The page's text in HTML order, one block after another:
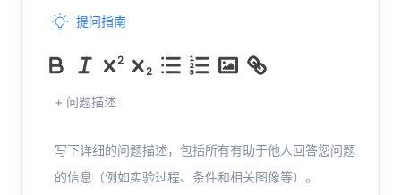
提问指南
+ 问题描述
写下详细的问题描述，包括所有有助于他人回答您问题
的信息（例如实验过程、条件和相关图像等）。